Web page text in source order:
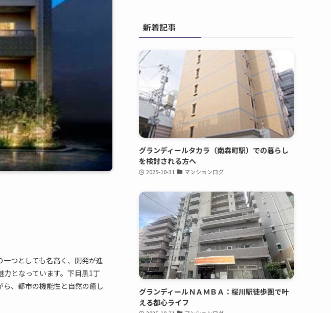
つとしても名高く、開発が進
となっています。下目黒1丁
、都市の機能性と自然の癒し
新着記事
グランディールタカラ（南森町駅）での暮らし
を検討される方へ
2025-10-31 マンションログ
グランディールＮＡＭＢＡ：桜川駅徒歩圏で叶
える都心ライフ